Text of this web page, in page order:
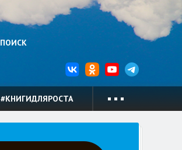
ПОИСК
#КНИГИДЛЯРОСТА